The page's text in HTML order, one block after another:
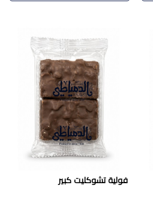
فولية تشوكليت كبير